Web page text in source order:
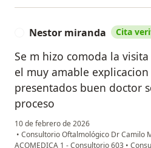
Nestor miranda Cita
Se m hizo comoda la
el muy amable
presentados buen doctor
proceso
10 de febrero de 2026
• Consultorio Oftalmológico Dr Camilo
ACOMEDICA 1 - Consultorio 603 •